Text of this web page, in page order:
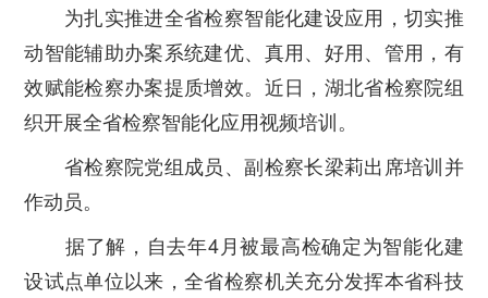
为扎实推进全省检察智能化建设应用，切实推
动智能辅助办案系统建优、真用、好用、管用，有
效赋能检察办案提质增效。近日，湖北省检察院组
织开展全省检察智能化应用视频培训。
省检察院党组成员、副检察长梁莉出席培训并
作动员。
据了解，自去年4月被最高检确定为智能化建
设试点单位以来，全省检察机关充分发挥本省科技